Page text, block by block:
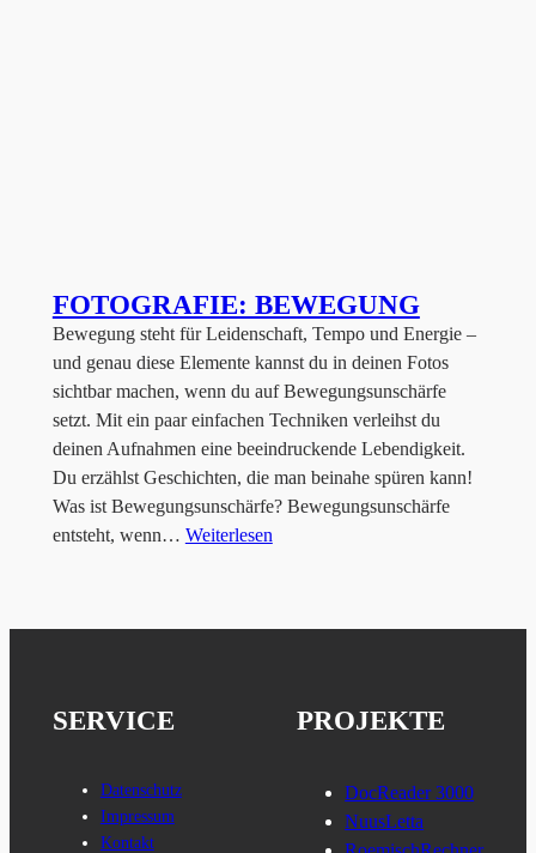
FOTOGRAFIE: BEWEGUNG
Bewegung steht für Leidenschaft, Tempo und Energie –
und genau diese Elemente kannst du in deinen Fotos
sichtbar machen, wenn du auf Bewegungsunschärfe
setzt. Mit ein paar einfachen Techniken verleihst du
deinen Aufnahmen eine beeindruckende Lebendigkeit.
Du erzählst Geschichten, die man beinahe spüren kann!
Was ist Bewegungsunschärfe? Bewegungsunschärfe
entsteht, wenn… Weiterlesen
SERVICE
Datenschutz
Impressum
Kontakt
PROJEKTE
DocReader 3000
NuusLetta